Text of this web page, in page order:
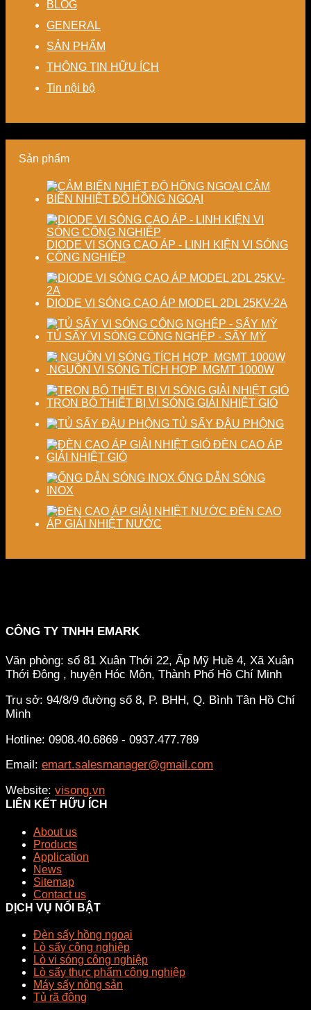
cho
nhà
máy
nâng
thành
chi
phí
sản
năng
chất
lượng
phẩm
thất
thoát
nhiệt
–
Giải
pháp
tiết
kiệm
lượng
định
lượng
sấy
nghiệp
BLOG
GENERAL
SẢN PHẨM
THÔNG TIN HỮU ÍCH
Tin nội bộ
Sản phẩm
CẢM
BIẾN NHIỆT ĐỘ HỒNG NGOẠI
DIODE VI SÓNG CAO ÁP - LINH KIỆN VI SÓNG
CÔNG NGHIỆP
DIODE VI SÓNG CAO ÁP MODEL 2DL 25KV-2A
TỦ SẤY VI SÓNG CÔNG NGHỆP - SẤY MỲ
NGUỒN VI SÓNG TÍCH HỢP MGMT 1000W
TRỌN BỘ THIẾT BỊ VI SÓNG GIẢI NHIỆT GIÓ
TỦ SẤY ĐẬU PHỘNG
ĐÈN CAO ÁP
GIẢI NHIỆT GIÓ
ỐNG DẪN SÓNG
INOX
ĐÈN CAO
ÁP GIẢI NHIỆT NƯỚC
CÔNG TY TNHH EMARK
Văn phòng: số 81 Xuân Thới 22, Ấp Mỹ Huề 4, Xã Xuân
Thới Đông , huyện Hóc Môn, Thành Phố Hồ Chí Minh
Trụ sở: 94/8/9 đường số 8, P. BHH, Q. Bình Tân Hồ Chí
Minh
Hotline: 0908.40.6869 - 0937.477.789
Email: emart.salesmanager@gmail.com
Website: visong.vn
LIÊN KẾT HỮU ÍCH
About us
Products
Application
News
Sitemap
Contact us
DỊCH VỤ NỔI BẬT
Đèn sấy hồng ngoại
Lò sấy công nghiệp
Lò vi sóng công nghiệp
Lò sấy thực phẩm công nghiệp
Máy sấy nông sản
Tủ rã đông